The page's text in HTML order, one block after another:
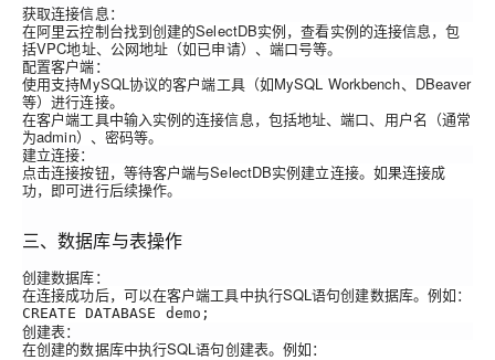
获取连接信息：
在阿里云控制台找到创建的SelectDB实例，查看实例的连接信息，包
括VPC地址、公网地址（如已申请）、端口号等。
配置客户端：
使用支持MySQL协议的客户端工具（如MySQL Workbench、DBeaver
等）进行连接。
在客户端工具中输入实例的连接信息，包括地址、端口、用户名（通常
为admin）、密码等。
建立连接：
点击连接按钮，等待客户端与SelectDB实例建立连接。如果连接成
功，即可进行后续操作。
三、数据库与表操作
创建数据库：
在连接成功后，可以在客户端工具中执行SQL语句创建数据库。例如：
CREATE DATABASE demo;
创建表：
在创建的数据库中执行SQL语句创建表。例如：